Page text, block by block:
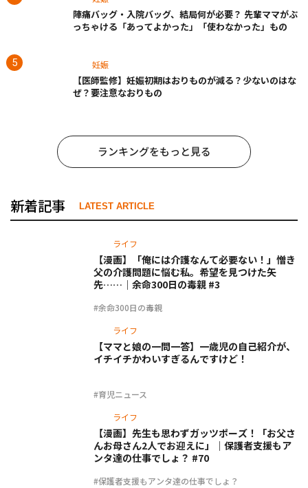
陣痛バッグ・入院バッグ、結局何が必要？ 先輩ママがぶ
っちゃける「あってよかった」「使わなかった」もの
妊娠
【医師監修】妊娠初期はおりものが減る？少ないのはな
ぜ？要注意なおりもの
ランキングをもっと見る
新着記事 LATEST ARTICLE
ライフ
#余命300日の毒親
【漫画】「俺には介護なんて必要ない！」憎き
父の介護問題に悩む私。希望を見つけた矢
先……｜余命300日の毒親 #3
ライフ
#育児ニュース
【ママと娘の一問一答】一歳児の自己紹介が、
イチイチかわいすぎるんですけど！
ライフ
#保護者支援もアンタ達の仕事でしょ？
【漫画】先生も思わずガッツポーズ！「お父さ
んお母さん2人でお迎えに」｜保護者支援もア
ンタ達の仕事でしょ？ #70